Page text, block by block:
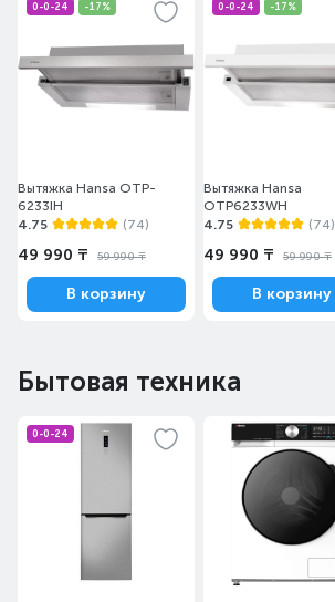
0-0-24 -17%
Вытяжка Hansa OTP-
6233IH
4.75
(74)
49 990 ₸ 59 990 ₸
В корзину
0-0-24 -17%
Вытяжка Hansa
OTP6233WH
4.75
(74)
49 990 ₸ 59 990 ₸
В корзину
Бытовая техника
0-0-24